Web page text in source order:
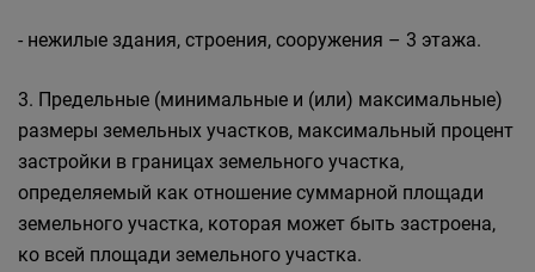
- нежилые здания, строения, сооружения – 3 этажа.
3. Предельные (минимальные и (или) максимальные)
размеры земельных участков, максимальный процент
застройки в границах земельного участка,
определяемый как отношение суммарной площади
земельного участка, которая может быть застроена,
ко всей площади земельного участка.